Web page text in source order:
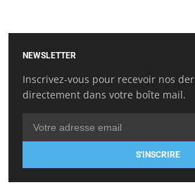
NEWSLETTER
Inscrivez-vous pour recevoir nos
directement dans votre boîte mail.
S'INSCRIRE